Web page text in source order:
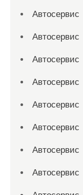
Автосервис
Автосервис
Автосервис
Автосервис
Автосервис
Автосервис
Автосервис
Автосервис